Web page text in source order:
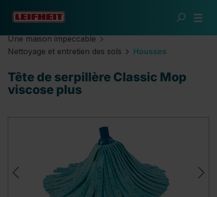
Passer au contenu principal
Une maison impeccable
Nettoyage et entretien des sols
Housses
Tête de serpillère Classic Mop
viscose plus